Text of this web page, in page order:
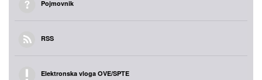
Pojmovnik
RSS
Elektronska vloga OVE/SPTE